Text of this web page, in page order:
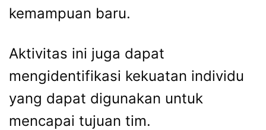
kemampuan baru.
Aktivitas ini juga dapat
mengidentifikasi kekuatan individu
yang dapat digunakan untuk
mencapai tujuan tim.